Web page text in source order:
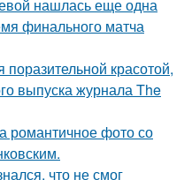
нашлась еще одна
финального матча
красотой,
выпуска журнала The
романтичное фото со
что не смог